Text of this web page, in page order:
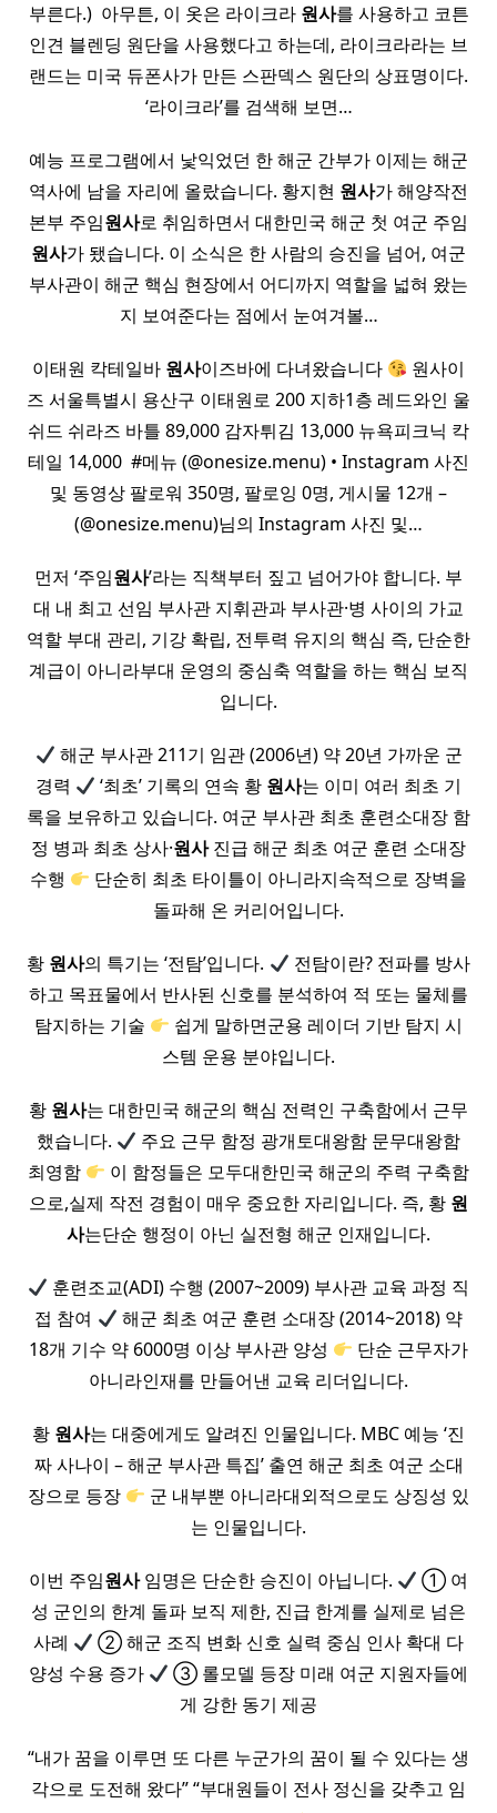
부른다.) ​ 아무튼, 이 옷은 라이크라 원사를 사용하고 코튼
인견 블렌딩 원단을 사용했다고 하는데, 라이크라라는 브
랜드는 미국 듀폰사가 만든 스판덱스 원단의 상표명이다.
‘라이크라’를 검색해 보면…
예능 프로그램에서 낯익었던 한 해군 간부가 이제는 해군
역사에 남을 자리에 올랐습니다. 황지현 원사가 해양작전
본부 주임원사로 취임하면서 대한민국 해군 첫 여군 주임
원사가 됐습니다. 이 소식은 한 사람의 승진을 넘어, 여군
부사관이 해군 핵심 현장에서 어디까지 역할을 넓혀 왔는
지 보여준다는 점에서 눈여겨볼…
이태원 칵테일바 원사이즈바에 다녀왔습니다
원사이
즈 서울특별시 용산구 이태원로 200 지하1층 레드와인 울
쉬드 쉬라즈 바틀 89,000 감자튀김 13,000 뉴욕피크닉 칵
테일 14,000 ​ #메뉴 (@onesize.menu) • Instagram 사진
및 동영상 팔로워 350명, 팔로잉 0명, 게시물 12개 –
(@onesize.menu)님의 Instagram 사진 및…
먼저 ‘주임원사’라는 직책부터 짚고 넘어가야 합니다. 부
대 내 최고 선임 부사관 지휘관과 부사관·병 사이의 가교
역할 부대 관리, 기강 확립, 전투력 유지의 핵심 즉, 단순한
계급이 아니라부대 운영의 중심축 역할을 하는 핵심 보직
입니다.
해군 부사관 211기 임관 (2006년) 약 20년 가까운 군
경력
‘최초’ 기록의 연속 황 원사는 이미 여러 최초 기
록을 보유하고 있습니다. 여군 부사관 최초 훈련소대장 함
정 병과 최초 상사·원사진급 해군 최초 여군 훈련 소대장
수행
단순히 최초 타이틀이 아니라지속적으로 장벽을
돌파해 온 커리어입니다.
황 원사의 특기는 ‘전탐’입니다.
전탐이란? 전파를 방사
하고 목표물에서 반사된 신호를 분석하여 적 또는 물체를
탐지하는 기술
쉽게 말하면군용 레이더 기반 탐지 시
스템 운용 분야입니다.
황 원사는 대한민국 해군의 핵심 전력인 구축함에서 근무
했습니다.
주요 근무 함정 광개토대왕함 문무대왕함
최영함
이 함정들은 모두대한민국 해군의 주력 구축함
으로,실제 작전 경험이 매우 중요한 자리입니다. 즉, 황 원
사는단순 행정이 아닌 실전형 해군 인재입니다.
훈련조교(ADI) 수행 (2007~2009) 부사관 교육 과정 직
접 참여
해군 최초 여군 훈련 소대장 (2014~2018) 약
18개 기수 약 6000명 이상 부사관 양성
단순 근무자가
아니라인재를 만들어낸 교육 리더입니다.
황 원사는 대중에게도 알려진 인물입니다. MBC 예능 ‘진
짜 사나이 – 해군 부사관 특집’ 출연 해군 최초 여군 소대
장으로 등장
군 내부뿐 아니라대외적으로도 상징성 있
는 인물입니다.
이번 주임원사임명은 단순한 승진이 아닙니다.
① 여
성 군인의 한계 돌파 보직 제한, 진급 한계를 실제로 넘은
사례
② 해군 조직 변화 신호 실력 중심 인사 확대 다
양성 수용 증가
③ 롤모델 등장 미래 여군 지원자들에
게 강한 동기 제공
“내가 꿈을 이루면 또 다른 누군가의 꿈이 될 수 있다는 생
각으로 도전해 왔다” “부대원들이 전사 정신을 갖추고 임